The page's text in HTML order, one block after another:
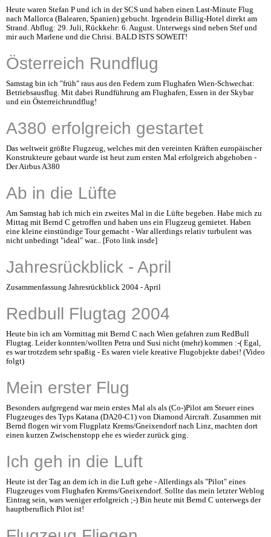
Heute waren Stefan P und ich in der SCS und haben einen Last-Minute Flug
nach Mallorca (Balearen, Spanien) gebucht. Irgendein Billig-Hotel direkt am
Strand. Abflug: 29. Juli, Rückkehr: 6. August. Unterwegs sind neben Stef und
mir auch Marlene und die Chrisi. BALD ISTS SOWEIT!
Österreich Rundflug
Samstag bin ich "früh" raus aus den Federn zum Flughafen Wien-Schwechat:
Betriebsausflug. Mit dabei Rundführung am Flughafen, Essen in der Skybar
und ein Österreichrundflug!
A380 erfolgreich gestartet
Das weltweit größte Flugzeug, welches mit den vereinten Kräften europäischer
Konstrukteure gebaut wurde ist heut zum ersten Mal erfolgreich abgehoben -
Der Airbus A380
Ab in die Lüfte
Am Samstag hab ich mich ein zweites Mal in die Lüfte begeben. Habe mich zu
Mittag mit Bernd C getroffen und haben uns ein Flugzeug gemietet. Haben
eine kleine einstündige Tour gemacht - War allerdings relativ turbulent was
nicht unbedingt "ideal" war... [Foto link insde]
Jahresrückblick - April
Zusammenfassung Jahresrückblick 2004 - April
Redbull Flugtag 2004
Heute bin ich am Vormittag mit Bernd C nach Wien gefahren zum RedBull
Flugtag. Leider konnten/wollten Petra und Susi nicht (mehr) kommen :-( Egal,
es war trotzdem sehr spaßig - Es waren viele kreative Flugobjekte dabei! (Video
folgt)
Mein erster Flug
Besonders aufgregend war mein erstes Mal als als (Co-)Pilot am Steuer eines
Flugzeuges des Typs Katana (DA20-C1) von Diamond Aircraft. Zusammen mit
Bernd flogen wir vom Flugplatz Krems/Gneixendorf nach Linz, machten dort
einen kurzen Zwischenstopp ehe es wieder zurück ging.
Ich geh in die Luft
Heute ist der Tag an dem ich in die Luft gehe - Allerdings als "Pilot" eines
Flugzeuges vom Flughafen Krems/Gneixendorf. Sollte das mein letzter Weblog
Eintrag sein, wars weniger erfolgreich ;-) Bin heute mit Bernd C unterwegs der
hauptberuflich Pilot ist!